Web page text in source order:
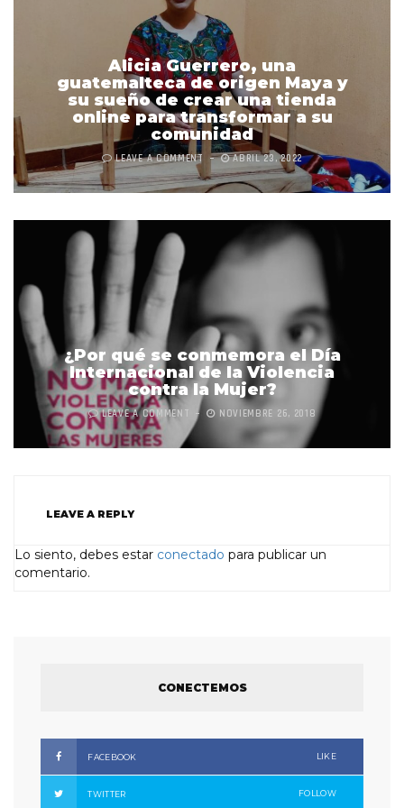
Alicia Guerrero, una
guatemalteca de origen Maya y
su sueño de crear una tienda
online para transformar a su
comunidad
LEAVE A COMMENT ABRIL 23, 2022
¿Por qué se conmemora el Día
Internacional de la Violencia
contra la Mujer?
LEAVE A COMMENT NOVIEMBRE 26, 2018
LEAVE A REPLY
Lo siento, debes estar conectado para publicar un
comentario.
CONECTEMOS
FACEBOOK LIKE
TWITTER FOLLOW